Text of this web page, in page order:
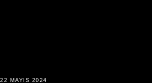
22 MAYIS 2024